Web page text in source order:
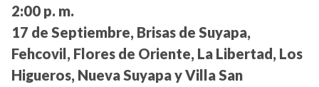
2:00 p. m.
17 de Septiembre, Brisas de Suyapa,
Fehcovil, Flores de Oriente, La Libertad, Los
Higueros, Nueva Suyapa y Villa San